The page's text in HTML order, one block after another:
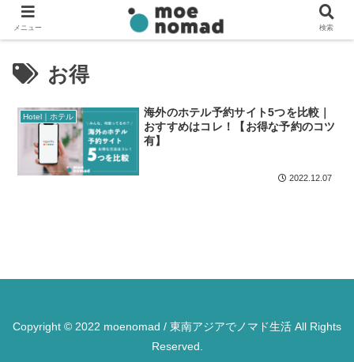
お得
Hotel｜ホテル
海外のホテル予約サイト5つを比較｜
おすすめはコレ！【お得な予約のコツ
有】
2022.12.07
Copyright © 2022 moenomad / 東南アジアでノマド生活 All Rights
Reserved.
メニュー 検索